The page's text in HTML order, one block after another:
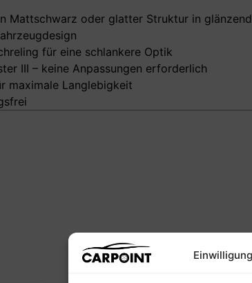
Mattschwarz oder glatter Struktur in
für eine schlankere Optik
III – keine Anpassungen erforderlich
maximale Langlebigkeit